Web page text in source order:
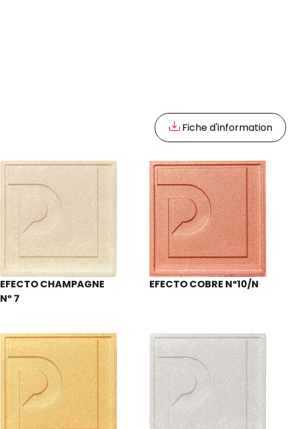
Fiche d'information
EFECTO CHAMPAGNE
Nº 7
EFECTO COBRE Nº10/N